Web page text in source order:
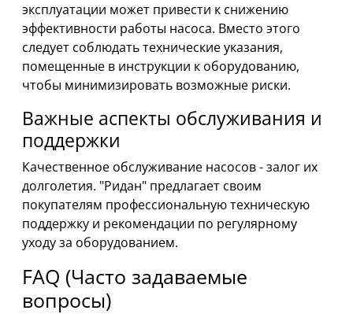
эксплуатации может привести к снижению
эффективности работы насоса. Вместо этого
следует соблюдать технические указания,
помещенные в инструкции к оборудованию,
чтобы минимизировать возможные риски.
Важные аспекты обслуживания и
поддержки
Качественное обслуживание насосов - залог их
долголетия. "Ридан" предлагает своим
покупателям профессиональную техническую
поддержку и рекомендации по регулярному
уходу за оборудованием.
FAQ (Часто задаваемые
вопросы)